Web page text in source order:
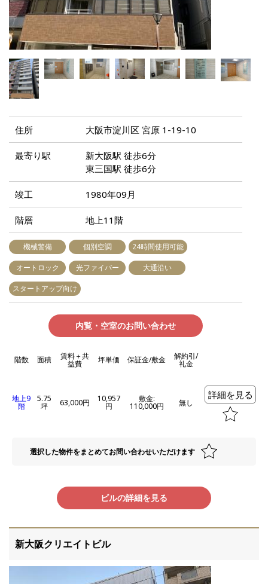
住所 大阪市淀川区 宮原 1-19-10
最寄り駅
新大阪駅 徒歩6分
東三国駅 徒歩6分
竣工 1980年09月
階層 地上11階
機械警備 個別空調 24時間使用可能
オートロック 光ファイバー 大通沿い
スタートアップ向け
内覧・空室のお問い合わせ
階数 面積 賃料＋共
益費 坪単価 保証金/敷金 解約引/
礼金
地上9
階
5.75
坪 63,000円 10,957
円
敷金:
110,000円 無し
詳細を見る
選択した物件をまとめてお問い合わせいただけます
ビルの詳細を見る
新大阪クリエイトビル